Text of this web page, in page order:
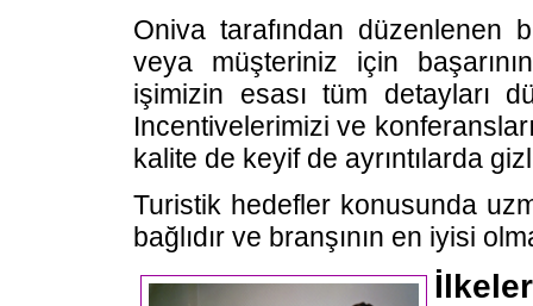
Oniva tarafından düzenlenen
veya müşteriniz için
işimizin esası tüm detayları
Incentivelerimizi ve
kalite de keyif de ayrıntılarda
Turistik hedefler konusunda
bağlıdır ve branşının en iyisi